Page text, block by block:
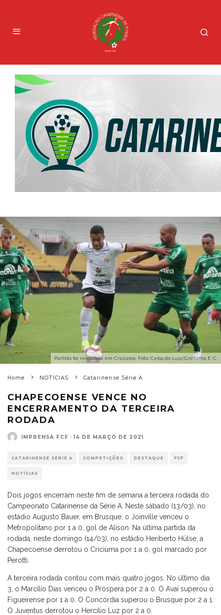
Partida foi realizada em Criciúma. Foto: Celso da Luz/Criciúma E. C.
Home NOTÍCIAS Catarinense Série A
CHAPECOENSE VENCE NO
ENCERRAMENTO DA TERCEIRA
RODADA
IMPRENSA FCF · 14 DE MARÇO DE 2021
CATARINENSE SÉRIE A COMPETIÇÕES DESTAQUE FCF
NOTÍCIAS
Dois jogos encerram neste fim de semana a terceira rodada do
Campeonato Catarinense da Série A. Neste sábado (13/03), no
estádio Augusto Bauer, em Brusque, o Joinville venceu o
Metropolitano por 1 a 0, gol de Alison. Na última partida da
rodada, neste domingo (14/03), no estádio Heriberto Hülse, a
Chapecoense derrotou o Criciúma por 1 a 0, gol marcado por
Perotti.
A terceira rodada contou com mais quatro jogos. No último dia
3, o Marcílio Dias venceu o Próspera por 2 a 0. O Avaí superou o
Figueirense por 1 a 0. O Concórdia superou o Brusque por 2 a 1.
O Juventus derrotou o Hercílio Luz por 2 a 0.